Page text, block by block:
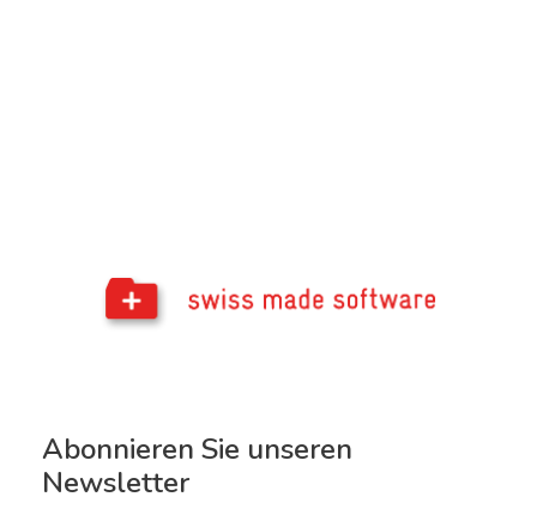
Abonnieren Sie unseren
Newsletter